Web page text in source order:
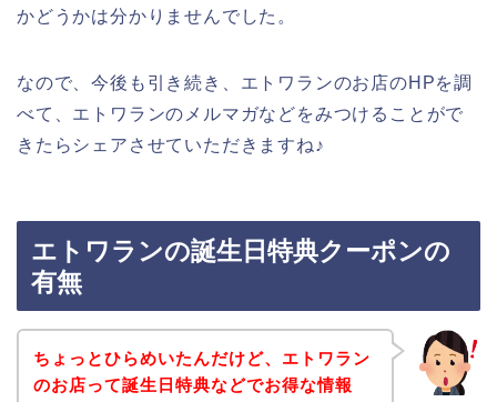
かどうかは分かりませんでした。
なので、今後も引き続き、エトワランのお店のHPを調
べて、エトワランのメルマガなどをみつけることがで
きたらシェアさせていただきますね♪
エトワランの誕生日特典クーポンの
有無
ちょっとひらめいたんだけど、エトワラン
のお店って誕生日特典などでお得な情報